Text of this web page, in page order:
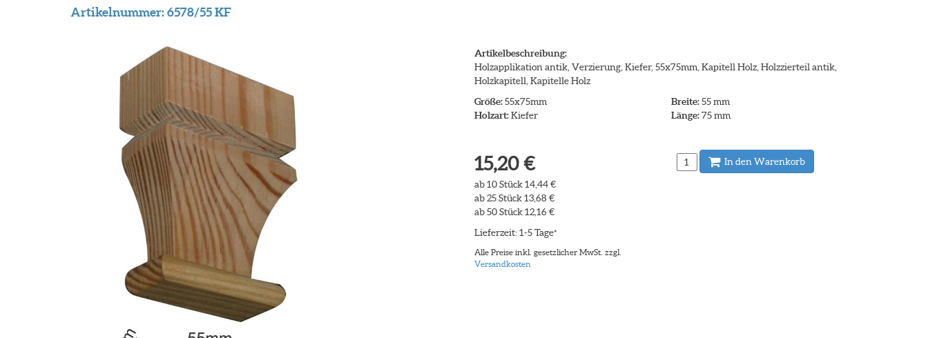
Artikelnummer:6578/55 KF
Artikelbeschreibung:
Holzapplikation antik, Verzierung, Kiefer, 55x75mm, Kapitell Holz, Holzzierteil antik,
Holzkapitell, Kapitelle Holz
Größe:55x75mm
Holzart:Kiefer
Breite:55 mm
Länge:75 mm
15,20 €
ab 10 Stück 14,44 €
ab 25 Stück 13,68 €
ab 50 Stück 12,16 €
Lieferzeit: 1-5 Tage*
Alle Preise inkl. gesetzlicher MwSt. zzgl.
Versandkosten
In den Warenkorb